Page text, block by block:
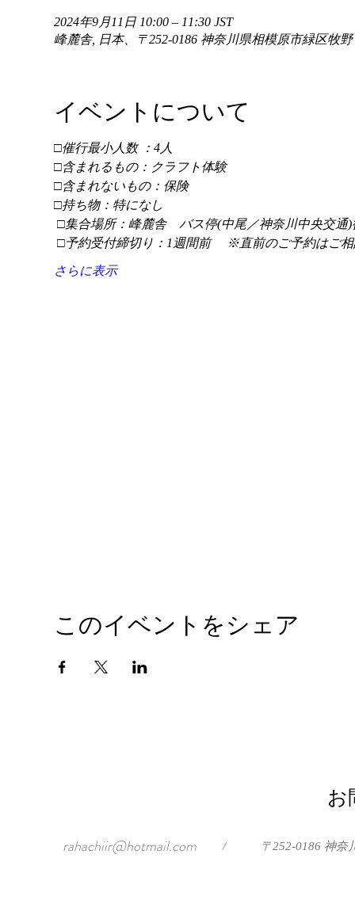
2024年9月11日 10:00 – 11:30 JST
峰麓舎, 日本、〒252-0186 神奈川県相模原市緑区牧
イベントについて
□催行最小人数 ：4人
□含まれるもの：クラフト体験
□含まれないもの：保険
□持ち物：特になし
□集合場所：峰麓舎　バス停(中尾／神奈川中央交通)
□予約受付締切り：1週間前 　※直前のご予約はご
さらに表示
このイベントをシェア
お
rahachiir@hotmail.com / 〒252-0186 神奈